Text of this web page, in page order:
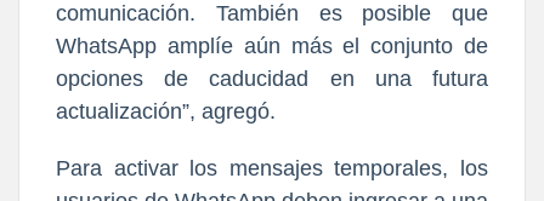
comunicación. También es posible que
WhatsApp amplíe aún más el conjunto de
opciones de caducidad en una futura
actualización”, agregó. ​​
Para activar los mensajes temporales, los